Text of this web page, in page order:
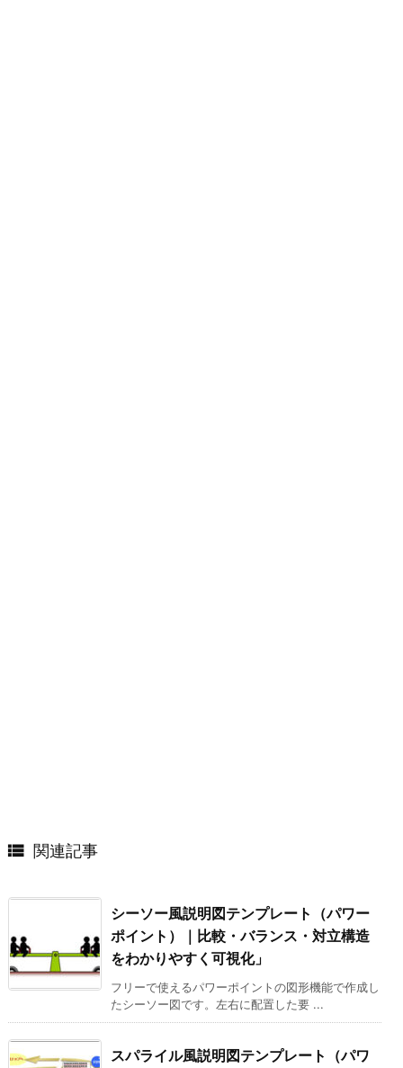
 関連記事
シーソー風説明図テンプレート（パワー
ポイント）｜比較・バランス・対立構造
をわかりやすく可視化」
フリーで使えるパワーポイントの図形機能で作成し
たシーソー図です。左右に配置した要 ...
スパライル風説明図テンプレート（パワ